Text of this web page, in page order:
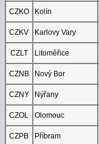
CZKO
Kolín
CZKV
Karlovy Vary
CZLT
Litoměřice
CZNB
Nový Bor
CZNY
Nýřany
CZOL
Olomouc
CZPB
Příbram